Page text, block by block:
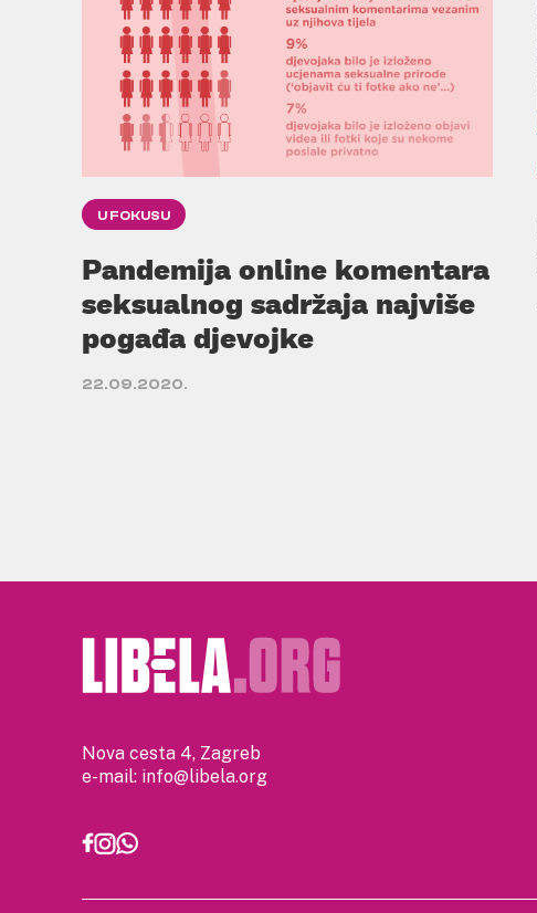
U FOKUSU
Pandemija online komentara
seksualnog sadržaja najviše
pogađa djevojke
22.09.2020.
Nova cesta 4, Zagreb
e-mail: info@libela.org